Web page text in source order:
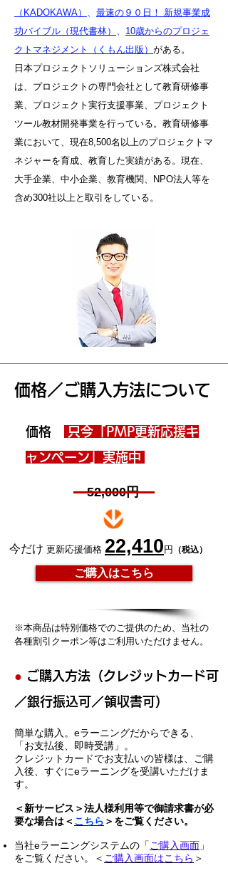
（KADOKAWA） 、 最速の９０日！ 新規事業成
功バイブル（現代書林） 、 10歳からのプロジェ
クトマネジメント（くもん出版） がある。
日本プロジェクトソリューションズ株式会社
は、プロジェクトの専門会社として教育研修事
業、プロジェクト実行支援事業、プロジェクト
ツール教材開発事業を行っている。教育研修事
業において、現在8,500名以上のプロジェクトマ
ネジャーを育成、教育した実績がある。現在、
大手企業、中小企業、教育機関、NPO法人等を
含め300社以上と取引をしている。
価格／ご購入方法について
価格 只今 「PMP更新応援キ
ャンペーン」実施中
52,000円
今だけ 更新応援価格 22,410 円 （税込）
ご購入はこちら
※本商品は特別価格でのご提供のため、当社の
各種割引クーポン等はご利用いただけません。
● ご購入方法（クレジットカード可
／銀行振込可／領収書可）
簡単な購入。eラーニングだからできる、
「お支払後、即時受講」。
クレジットカードでお支払いの皆様は、ご購
入後、すぐにeラーニングを受講いただけま
す。
＜新サービス＞法人様利用等で御請求書が必
要な場合は＜ こちら ＞をご覧ください。
当社eラーニングシステムの「 ご購入画面 」
をご覧ください。＜ ご購入画面はこちら ＞